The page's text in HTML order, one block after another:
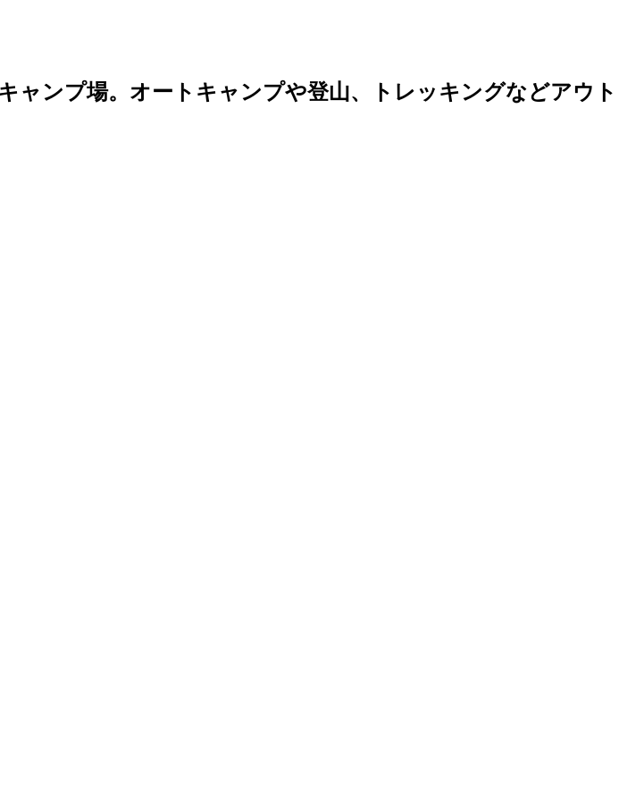
ャンプ場。オートキャンプや登山、トレッキングなどアウト